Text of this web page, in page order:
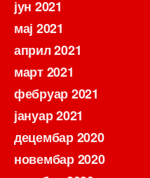
јун 2021
мај 2021
април 2021
март 2021
фебруар 2021
јануар 2021
децембар 2020
новембар 2020